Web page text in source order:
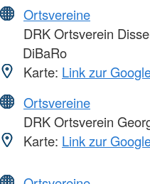
Ortsvereine
DRK Ortsverein
DiBaRo
Karte: Link zur
Ortsvereine
DRK Ortsverein
Karte: Link zur